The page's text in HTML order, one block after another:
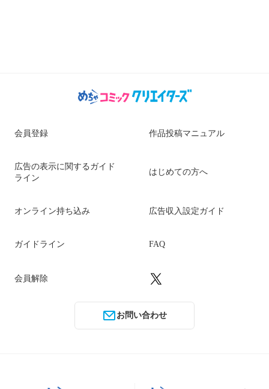
会員登録 作品投稿マニュアル
広告の表示に関するガイド
ライン
はじめての方へ
オンライン持ち込み 広告収入設定ガイド
ガイドライン FAQ
会員解除
お問い合わせ